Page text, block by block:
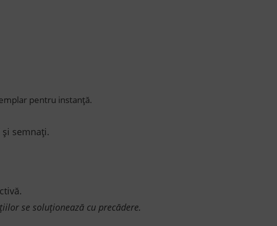
pentru instanță.
și semnați.
se soluționează cu precădere.